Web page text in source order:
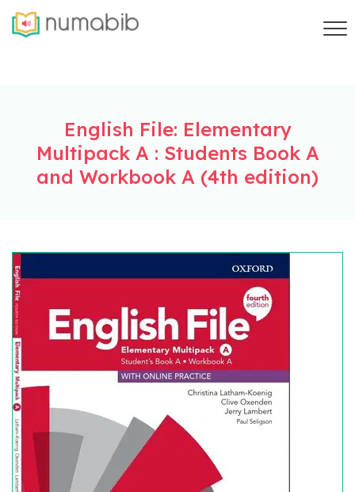
English File: Elementary
Multipack A : Students Book A
and Workbook A (4th edition)